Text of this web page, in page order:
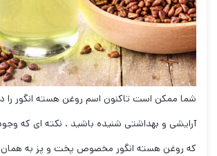
شما ممکن است تاکنون اسم روغن هسته انگور را
آرایشی و بهداشتی شنیده باشید . نکته ای که
که روغن هسته انگور مخصوص پخت و پز به همان